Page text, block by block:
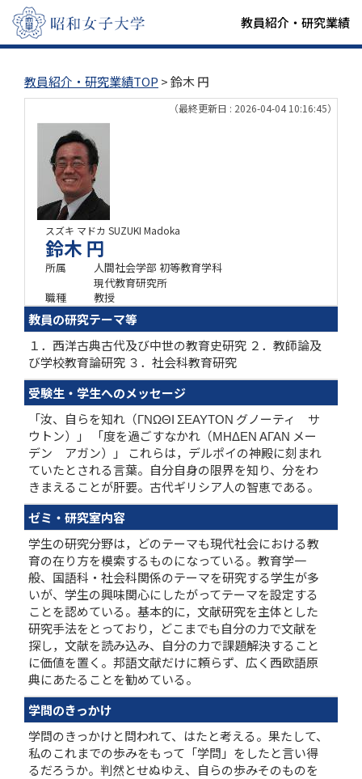
教員紹介・研究業績
教員紹介・研究業績TOP > 鈴木 円
（最終更新日 : 2026-04-04 10:16:45）
スズキ マドカ SUZUKI Madoka
鈴木 円
所属
人間社会学部 初等教育学科
現代教育研究所
職種
教授
教員の研究テーマ等
１．西洋古典古代及び中世の教育史研究 ２．教師論及
び学校教育論研究 ３．社会科教育研究
受験生・学生へのメッセージ
「汝、自らを知れ（ΓΝΩΘΙ ΣΕΑΥΤΟΝ グノーティ サ
ウトン）」 「度を過ごすなかれ（ΜΗΔΕΝ ΑΓΑΝ メー
デン アガン）」 これらは，デルポイの神殿に刻まれ
ていたとされる言葉。自分自身の限界を知り、分をわ
きまえることが肝要。古代ギリシア人の智恵である。
ゼミ・研究室内容
学生の研究分野は，どのテーマも現代社会における教
育の在り方を模索するものになっている。教育学一
般、国語科・社会科関係のテーマを研究する学生が多
いが、学生の興味関心にしたがってテーマを設定する
ことを認めている。基本的に，文献研究を主体とした
研究手法をとっており，どこまでも自分の力で文献を
探し，文献を読み込み、自分の力で課題解決すること
に価値を置く。邦語文献だけに頼らず、広く西欧語原
典にあたることを勧めている。
学問のきっかけ
学問のきっかけと問われて、はたと考える。果たして、
私のこれまでの歩みをもって「学問」をしたと言い得
るだろうか。判然とせぬゆえ、自らの歩みそのものを